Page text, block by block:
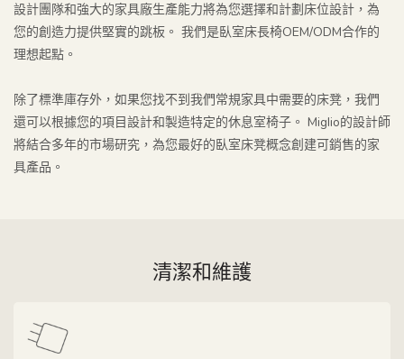
設計團隊和強大的家具廠生產能力將為您選擇和計劃床位設計，為
您的創造力提供堅實的跳板。 我們是臥室床長椅OEM/ODM合作的
理想起點。
除了標準庫存外，如果您找不到我們常規家具中需要的床凳，我們
還可以根據您的項目設計和製造特定的休息室椅子。 Miglio的設計師
將結合多年的市場研究，為您最好的臥室床凳概念創建可銷售的家
具產品。
清潔和維護